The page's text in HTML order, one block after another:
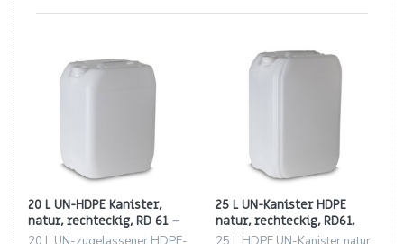
20 L UN-HDPE Kanister,
natur, rechteckig, RD 61 –
ca. 775 g
25 L UN-Kanister HDPE
natur, rechteckig, RD61,
850 g